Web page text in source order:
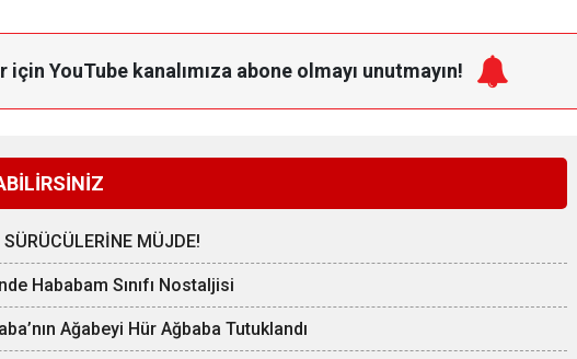
için YouTube kanalımıza abone olmayı unutmayın!
SÜRÜCÜLERİNE MÜJDE!
Hababam Sınıfı Nostaljisi
Ağabeyi Hür Ağbaba Tutuklandı